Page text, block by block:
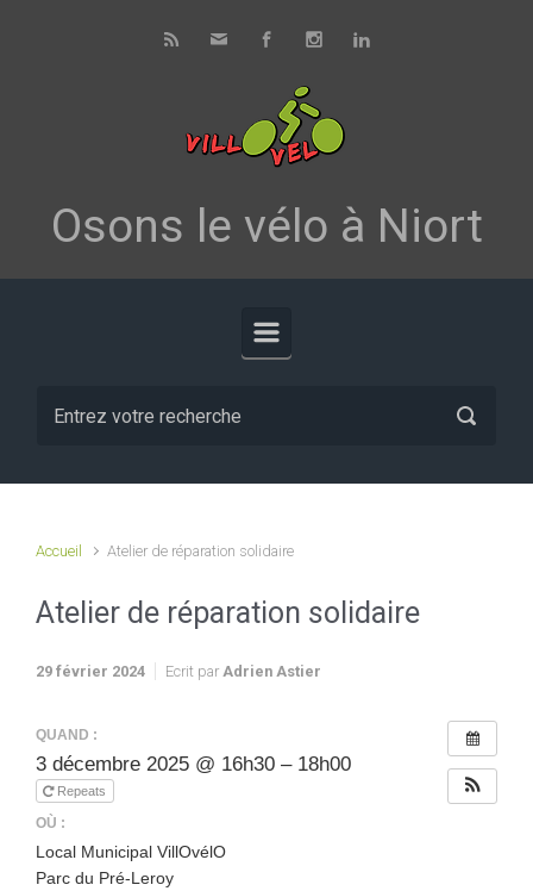
Skip to main content
Osons le vélo à Niort
Accueil Atelier de réparation solidaire
Atelier de réparation solidaire
29 février 2024 Ecrit par Adrien Astier
QUAND :
3 décembre 2025 @ 16h30 – 18h00
Repeats
OÙ :
Local Municipal VillOvélO
Parc du Pré-Leroy